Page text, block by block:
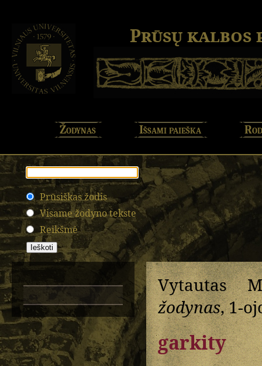
Prūsų kalbos
Žodynas Išsami paieška
Prūsiškas žodis
Visame žodyno tekste
Reikšmė
Vytautas
žodynas, 1-
garkity